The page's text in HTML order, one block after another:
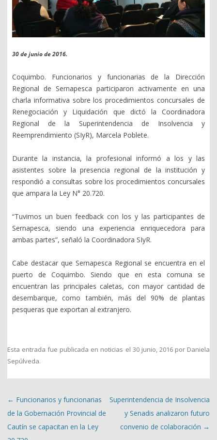
30 de junio de 2016.
Coquimbo. Funcionarios y funcionarias de la Dirección
Regional de Sernapesca participaron activamente en una
charla informativa sobre los procedimientos concursales de
Renegociación y Liquidación que dictó la Coordinadora
Regional de la Superintendencia de Insolvencia y
Reemprendimiento (SIyR), Marcela Poblete.
Durante la instancia, la profesional informó a los y las
asistentes sobre la presencia regional de la institución y
respondió a consultas sobre los procedimientos concursales
que ampara la Ley N° 20.720.
“Tuvimos un buen feedback con los y las participantes de
Sernapesca, siendo una experiencia enriquecedora para
ambas partes”, señaló la Coordinadora SIyR.
Cabe destacar que Sernapesca Regional se encuentra en el
puerto de Coquimbo. Siendo que en esta comuna se
encuentran las principales caletas, con mayor cantidad de
desembarque, como también, más del 90% de plantas
pesqueras que exportan al extranjero.
Esta entrada fue publicada en noticias el 30 junio, 2016por Daniela
Sepúlveda.
Navegación de entradas
← Funcionarios y funcionarias
de la Gobernación Provincial de
Cautín se capacitan en la Ley
Superintendencia de Insolvencia
y Senadis analizaron futuro
convenio de colaboración →